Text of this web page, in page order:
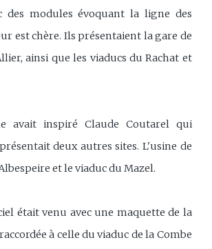
des modules évoquant la ligne des
est chère. Ils présentaient la gare de
ainsi que les viaducs du Rachat et
avait inspiré Claude Coutarel qui
deux autres sites. L'usine de
et le viaduc du Mazel.
était venu avec une maquette de la
à celle du viaduc de la Combe